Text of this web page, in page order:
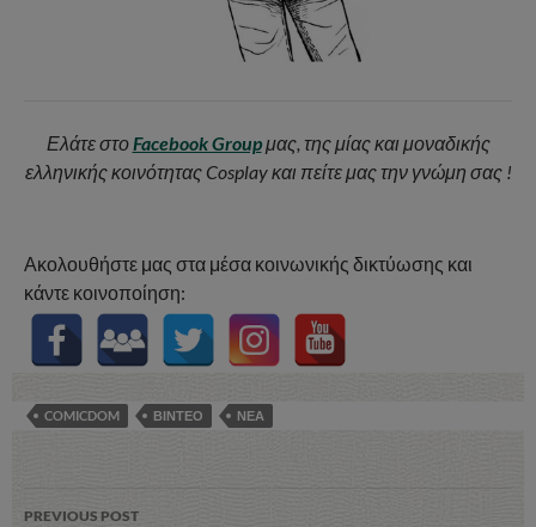
Ελάτε στοFacebook Groupμας, της μίας και μοναδικής
ελληνικής κοινότητας Cosplay και πείτε μας την γνώμη σας !
Ακολουθήστε μας στα μέσα κοινωνικής δικτύωσης και
κάντε κοινοποίηση:
COMICDOM ΒΙΝΤΕΟ ΝΕΑ
Post
PREVIOUS POST